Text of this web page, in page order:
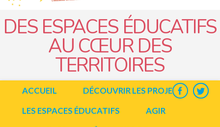
DES ESPACES ÉDUCATIFS
AU CŒUR DES
TERRITOIRES
ACCUEIL
DÉCOUVRIR LES PROJETS
LES ESPACES ÉDUCATIFS
AGIR